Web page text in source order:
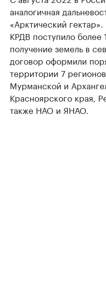
аналогичная
«Арктический
КРДВ поступило более
получение земель в
договор оформили
территории 7
Мурманской и
Красноярского края,
также НАО и ЯНАО.